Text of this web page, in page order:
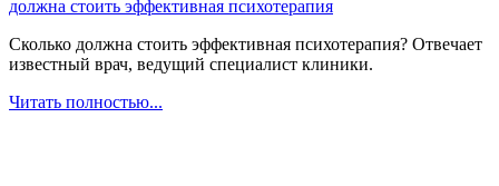
должна стоить эффективная психотерапия
Сколько должна стоить эффективная психотерапия? Отвечает
известный врач, ведущий специалист клиники.
Читать полностью...